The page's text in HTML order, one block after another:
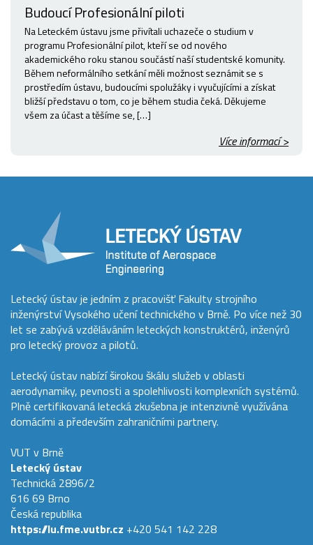
Budoucí Profesionální piloti
Na Leteckém ústavu jsme přivítali uchazeče o studium v
programu Profesionální pilot, kteří se od nového
akademického roku stanou součástí naší studentské komunity.
Během neformálního setkání měli možnost seznámit se s
prostředím ústavu, budoucími spolužáky i vyučujícími a získat
bližší představu o tom, co je během studia čeká. Děkujeme
všem za účast a těšíme se, […]
Více informací >
Letecký ústav je jedním z pracovišť Fakulty strojního
inženýrství Vysokého učení technického v Brně. Po více než 30
let se zabývá vzděláváním leteckých konstruktérů, inženýrů
pro letecký provoz a pilotů.
Letecký ústav nabízí širokou škálu služeb v oblasti
aerodynamiky, pevnosti a spolehlivosti komplexních systémů.
Plně certifikovaná letecká zkušebna je intenzivně využívána
domácími a především zahraničními partnery.
VUT v Brně
Letecký ústav
Technická 2896/2
616 69 Brno
Česká republika
https://lu.fme.vutbr.cz +420 541 142 228